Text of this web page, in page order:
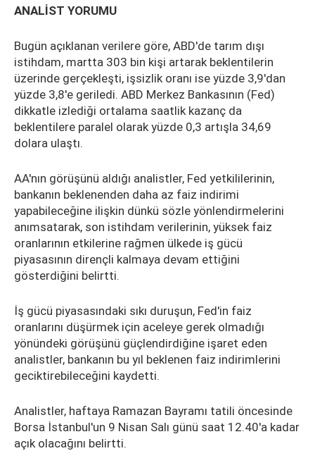
ANALİST YORUMU
Bugün açıklanan verilere göre, ABD'de tarım dışı
istihdam, martta 303 bin kişi artarak beklentilerin
üzerinde gerçekleşti, işsizlik oranı ise yüzde 3,9'dan
yüzde 3,8'e geriledi. ABD Merkez Bankasının (Fed)
dikkatle izlediği ortalama saatlik kazanç da
beklentilere paralel olarak yüzde 0,3 artışla 34,69
dolara ulaştı.
AA'nın görüşünü aldığı analistler, Fed yetkililerinin,
bankanın beklenenden daha az faiz indirimi
yapabileceğine ilişkin dünkü sözle yönlendirmelerini
anımsatarak, son istihdam verilerinin, yüksek faiz
oranlarının etkilerine rağmen ülkede iş gücü
piyasasının dirençli kalmaya devam ettiğini
gösterdiğini belirtti.
İş gücü piyasasındaki sıkı duruşun, Fed'in faiz
oranlarını düşürmek için aceleye gerek olmadığı
yönündeki görüşünü güçlendirdiğine işaret eden
analistler, bankanın bu yıl beklenen faiz indirimlerini
geciktirebileceğini kaydetti.
Analistler, haftaya Ramazan Bayramı tatili öncesinde
Borsa İstanbul'un 9 Nisan Salı günü saat 12.40'a kadar
açık olacağını belirtti.